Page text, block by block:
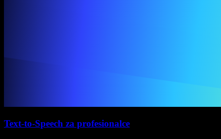
Text-to-Speech za profesionalce